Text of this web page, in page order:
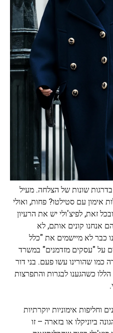
שונות של הצלחה. מעיל
אימון עם סטילטו? פחות, ואולי
זאת, לפיצ'ולי יש את הרעיון
אנחנו קונים אותם, לא
כבר לא מיישמים את "כלל
על "עסקים מזדמנים" במשרד
כמו שהורינו עשו פעם. בני דור
כשהגענו לבגרות והתפרצות
וחליפות אימוניות יוקרתיות
ביוניקלו או בזארה – זו